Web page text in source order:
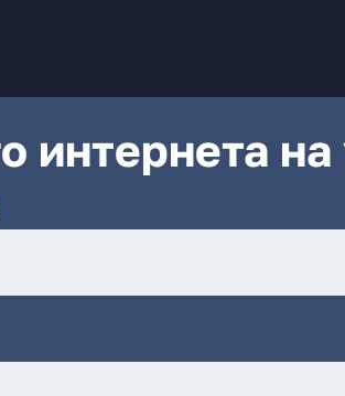
интернета на